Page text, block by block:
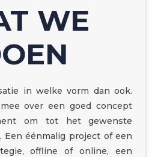
WE
in welke vorm dan ook.
over een goed concept
om tot het gewenste
Een éénmalig project of een
offline of online, een